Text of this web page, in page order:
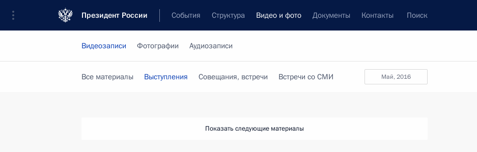
Президент России События Структура Видео и фото Документы Контакты Поиск
Видеозаписи Фотографии Аудиозаписи
май, 2016
Все материалы Выступления Совещания, встречи Встречи со СМИ
Показать следующие материалы